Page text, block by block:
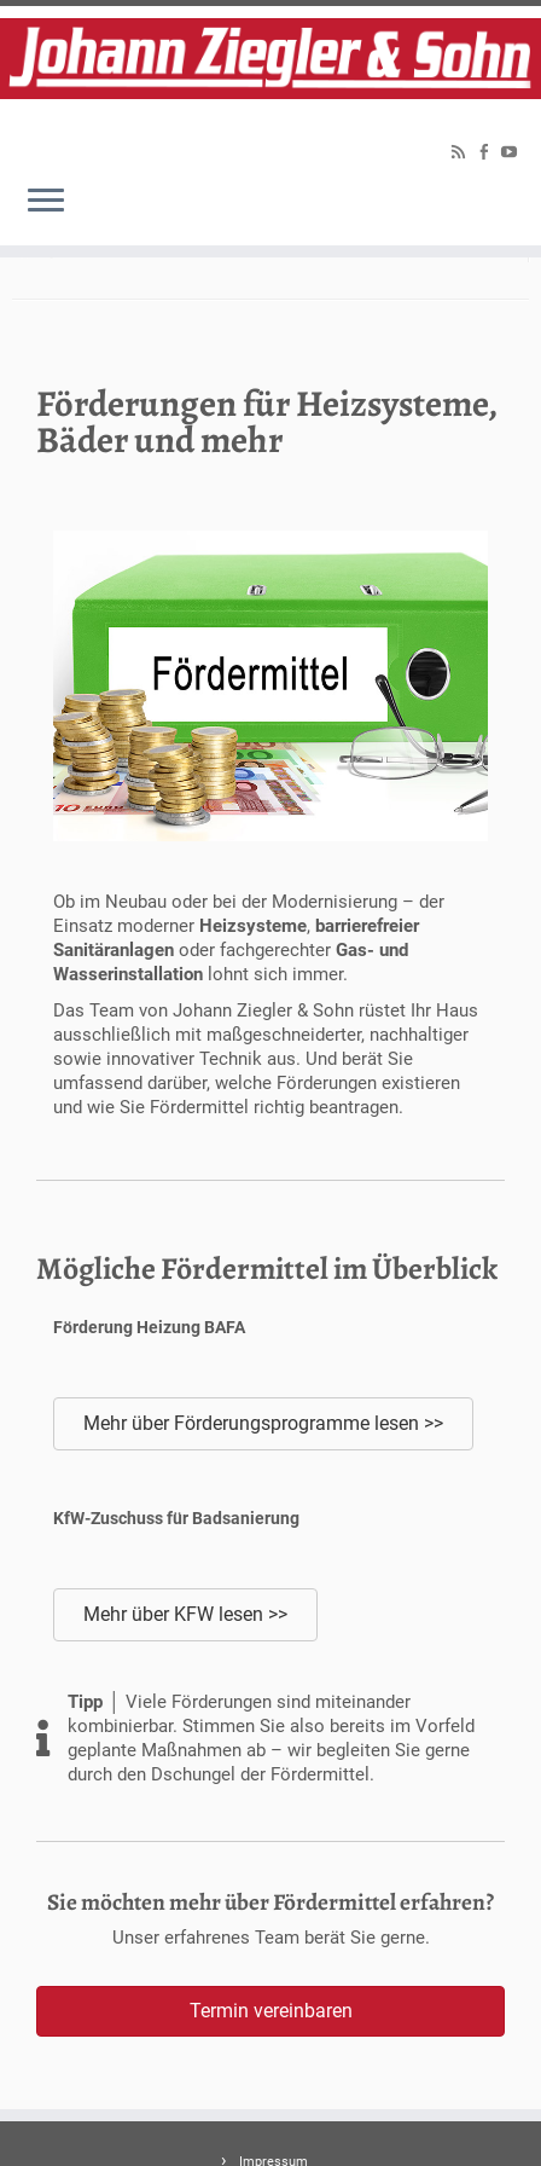
Soziale Links
Förderungen für Heizsysteme,
Bäder und mehr
Ob im Neubau oder bei der Modernisierung – der
Einsatz moderner Heizsysteme, barrierefreier
Sanitäranlagen oder fachgerechter Gas- und
Wasserinstallation lohnt sich immer.
Das Team von Johann Ziegler & Sohn rüstet Ihr Haus
ausschließlich mit maßgeschneiderter, nachhaltiger
sowie innovativer Technik aus. Und berät Sie
umfassend darüber, welche Förderungen existieren
und wie Sie Fördermittel richtig beantragen.
Mögliche Fördermittel im Überblick
Förderung Heizung BAFA
Mehr über Förderungsprogramme lesen >>
KfW-Zuschuss für Badsanierung
Mehr über KFW lesen >>
Tipp │
Viele Förderungen sind miteinander
kombinierbar. Stimmen Sie also bereits im Vorfeld
geplante Maßnahmen ab – wir begleiten Sie gerne
durch den Dschungel der Fördermittel.
Sie möchten mehr über Fördermittel erfahren?
Unser erfahrenes Team berät Sie gerne.
Termin vereinbaren
Impressum